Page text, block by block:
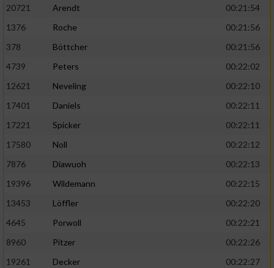
20721
Arendt
00:21:54
1376
Roche
00:21:56
378
Böttcher
00:21:56
4739
Peters
00:22:02
12621
Neveling
00:22:10
17401
Daniels
00:22:11
17221
Spicker
00:22:11
17580
Noll
00:22:12
7876
Diawuoh
00:22:13
19396
Wildemann
00:22:15
13453
Löffler
00:22:20
4645
Porwoll
00:22:21
8960
Pitzer
00:22:26
19261
Decker
00:22:27